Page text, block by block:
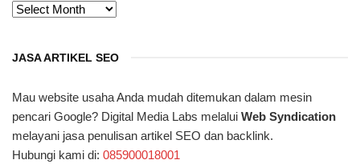
ARSIP
JASA ARTIKEL SEO
Mau website usaha Anda mudah ditemukan dalam mesin
pencari Google? Digital Media Labs melalui Web Syndication
melayani jasa penulisan artikel SEO dan backlink.
Hubungi kami di: 085900018001